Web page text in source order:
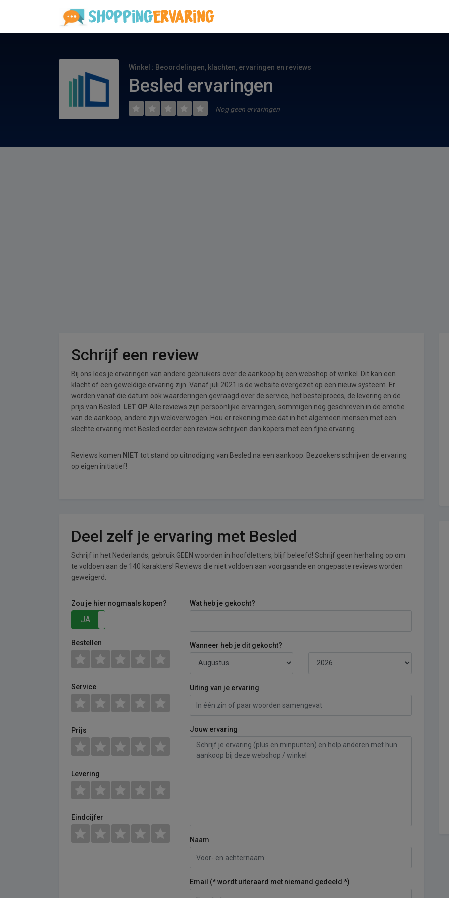
Winkel : Beoordelingen, klachten, ervaringen en reviews
Besled ervaringen
Nog geen ervaringen
Schrijf een review
Bij ons lees je ervaringen van andere gebruikers over de aankoop bij een webshop of winkel. Dit kan een
klacht of een geweldige ervaring zijn. Vanaf juli 2021 is de website overgezet op een nieuw systeem. Er
worden vanaf die datum ook waarderingen gevraagd over de service, het bestelproces, de levering en de
prijs van Besled.
LET OP Alle reviews zijn persoonlijke ervaringen, sommigen nog geschreven in de emotie
van de aankoop, andere zijn weloverwogen. Hou er rekening mee dat in het algemeen mensen met een
slechte ervaring met Besled eerder een review schrijven dan kopers met een fijne ervaring.
Reviews komen NIET tot stand op uitnodiging van Besled na een aankoop. Bezoekers schrijven de ervaring
op eigen initiatief!
Deel zelf je ervaring met Besled
Schrijf in het Nederlands, gebruik GEEN woorden in hoofdletters, blijf beleefd! Schrijf geen herhaling op om
te voldoen aan de 140 karakters! Reviews die niet voldoen aan voorgaande en ongepaste reviews worden
geweigerd.
Zou je hier nogmaals kopen?
JA
Bestellen
Service
Prijs
Levering
Eindcijfer
Wat heb je gekocht?
Wanneer heb je dit gekocht?
Uiting van je ervaring
Jouw ervaring
Naam
Email (* wordt uiteraard met niemand gedeeld *)